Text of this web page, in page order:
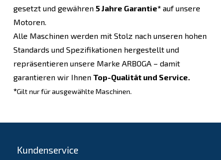
gesetzt und gewähren 5 Jahre Garantie*auf unsere
Motoren.
Alle Maschinen werden mit Stolz nach unseren hohen
Standards und Spezifikationen hergestellt und
repräsentieren unsere Marke ARBOGA – damit
garantieren wir Ihnen Top-Qualität und Service.
*Gilt nur für ausgewählte Maschinen.
Kundenservice